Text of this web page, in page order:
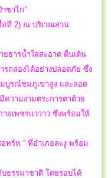
ซาไก”
อที่ 2) ณ บริเวณสวน
ยธารน้ำใสสะอาด ตื่นเต้น
รถล่องได้อย่างปลอดภัย ซึ่ง
บูรณ์ชมภูเขาสูง และลอด
ความงามตระการตาด้วย
ยเพชรแววาว ซึ่งพร้อมให้
ทร์ท ” ที่อำเภอละงู พร้อม
ธรรมาชาติ โดยรอบได้